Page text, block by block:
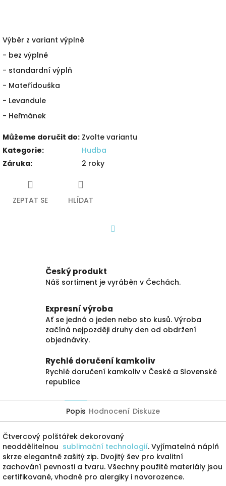
Výběr z variant výplně
- bez výplně
- standardní výplň
- Mateřídouška
- Levandule
- Heřmánek
Můžeme doručit do: Zvolte variantu
Kategorie:
Hudba
Záruka: 2 roky
ZEPTAT SE HLÍDAT
Český produkt
Náš sortiment je vyráběn v Čechách.
Expresní výroba
Ať se jedná o jeden nebo sto kusů. Výroba
začíná nejpozději druhy den od obdržení
objednávky.
Rychlé doručení kamkoliv
Rychlé doručení kamkoliv v České a Slovenské
republice
Popis Hodnocení Diskuze
Čtvercový polštářek dekorovaný
neoddělitelnou sublimační technologií. Vyjímatelná náplň
skrze elegantně zašitý zip. Dvojitý šev pro kvalitní
zachování pevnosti a tvaru. Všechny použité materiály jsou
certifikované, vhodné pro alergiky i novorozence.